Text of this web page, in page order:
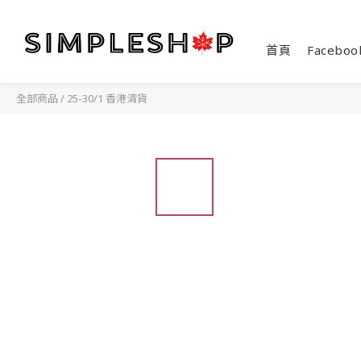
首頁
全部商品 / 25-30/1 香港清貨